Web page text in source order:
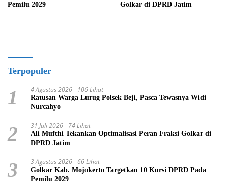
Pemilu 2029
Golkar di DPRD Jatim
Terpopuler
1 4 Agustus 2026 106 Lihat
Ratusan Warga Lurug Polsek Beji, Pasca Tewasnya Widi
Nurcahyo
2 31 Juli 2026 74 Lihat
Ali Mufthi Tekankan Optimalisasi Peran Fraksi Golkar di
DPRD Jatim
3 3 Agustus 2026 66 Lihat
Golkar Kab. Mojokerto Targetkan 10 Kursi DPRD Pada
Pemilu 2029